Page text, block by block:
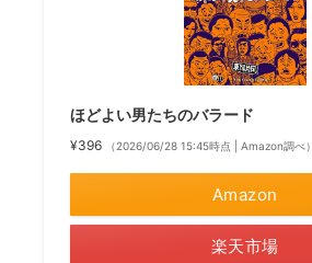
ほどよい男たちのバラード
¥396 （2026/06/28 15:45時点 | Amazon調べ）
Amazon
楽天市場